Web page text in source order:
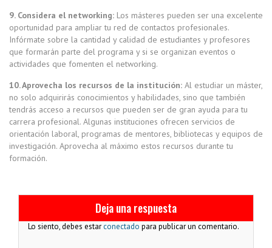
9. Considera el networking: Los másteres pueden ser una excelente
oportunidad para ampliar tu red de contactos profesionales.
Infórmate sobre la cantidad y calidad de estudiantes y profesores
que formarán parte del programa y si se organizan eventos o
actividades que fomenten el networking.
10. Aprovecha los recursos de la institución: Al estudiar un máster,
no solo adquirirás conocimientos y habilidades, sino que también
tendrás acceso a recursos que pueden ser de gran ayuda para tu
carrera profesional. Algunas instituciones ofrecen servicios de
orientación laboral, programas de mentores, bibliotecas y equipos de
investigación. Aprovecha al máximo estos recursos durante tu
formación.
Deja una respuesta
Lo siento, debes estarconectado para publicar un comentario.